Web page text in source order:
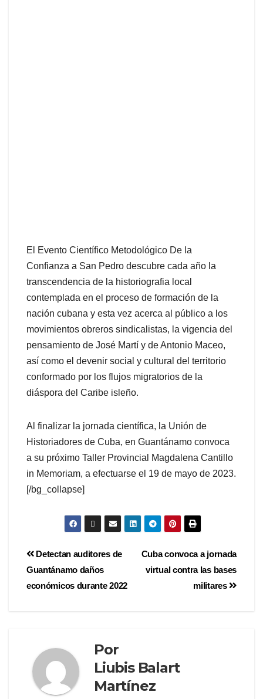
El Evento Científico Metodológico De la
Confianza a San Pedro descubre cada año la
transcendencia de la historiografia local
contemplada en el proceso de formación de la
nación cubana y esta vez acerca al público a los
movimientos obreros sindicalistas, la vigencia del
pensamiento de José Martí y de Antonio Maceo,
así como el devenir social y cultural del territorio
conformado por los flujos migratorios de la
diáspora del Caribe isleño.
Al finalizar la jornada científica, la Unión de
Historiadores de Cuba, en Guantánamo convoca
a su próximo Taller Provincial Magdalena Cantillo
in Memoriam, a efectuarse el 19 de mayo de 2023.
[/bg_collapse]
Cuba convoca a jornada
virtual contra las bases
militares
Detectan auditores de
Guantánamo daños
económicos durante 2022
Por
Liubis Balart
Martínez